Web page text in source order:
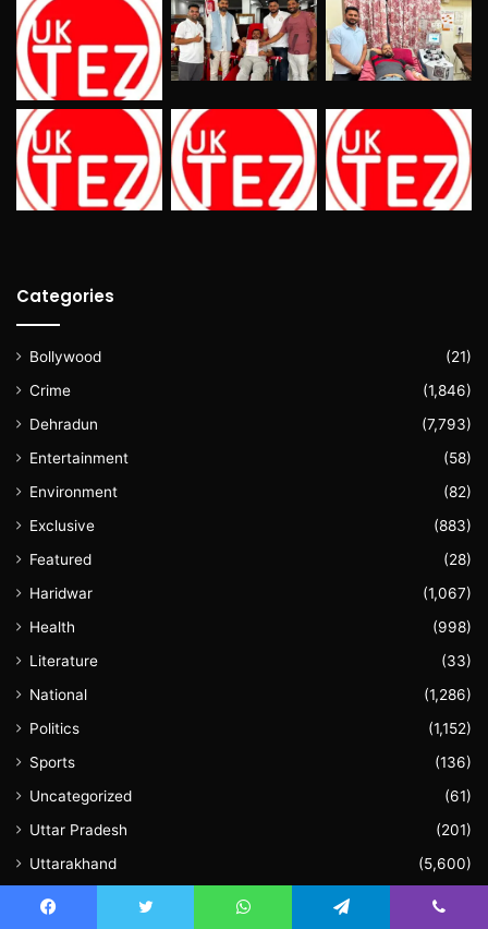
Categories
Bollywood
(21)
Crime
(1,846)
Dehradun
(7,793)
Entertainment
(58)
Environment
(82)
Exclusive
(883)
Featured
(28)
Haridwar
(1,067)
Health
(998)
Literature
(33)
National
(1,286)
Politics
(1,152)
Sports
(136)
Uncategorized
(61)
Uttar Pradesh
(201)
Uttarakhand
(5,600)
Video